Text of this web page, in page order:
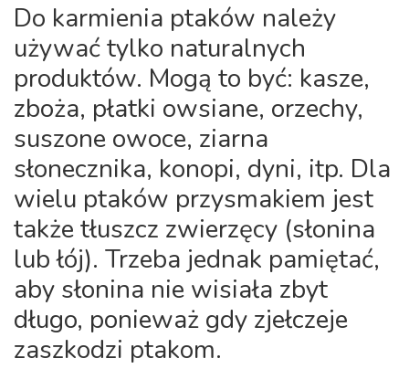
Do karmienia ptaków należy
używać tylko naturalnych
produktów. Mogą to być: kasze,
zboża, płatki owsiane, orzechy,
suszone owoce, ziarna
słonecznika, konopi, dyni, itp. Dla
wielu ptaków przysmakiem jest
także tłuszcz zwierzęcy (słonina
lub łój). Trzeba jednak pamiętać,
aby słonina nie wisiała zbyt
długo, ponieważ gdy zjełczeje
zaszkodzi ptakom.